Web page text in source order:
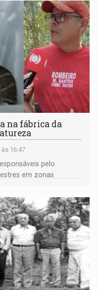
na fábrica da
16:47
pelo
em zonas